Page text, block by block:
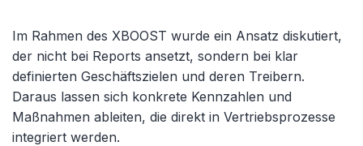
Im Rahmen des XBOOST wurde ein Ansatz diskutiert,
der nicht bei Reports ansetzt, sondern bei klar
definierten Geschäftszielen und deren Treibern.
Daraus lassen sich konkrete Kennzahlen und
Maßnahmen ableiten, die direkt in Vertriebsprozesse
integriert werden.